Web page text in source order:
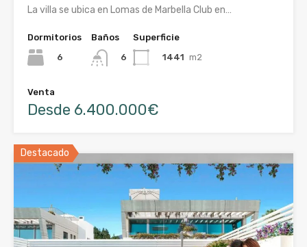
La villa se ubica en Lomas de Marbella Club en…
Dormitorios
6
Baños
6
Superficie
1441 m2
Venta
Desde 6.400.000€
Destacado